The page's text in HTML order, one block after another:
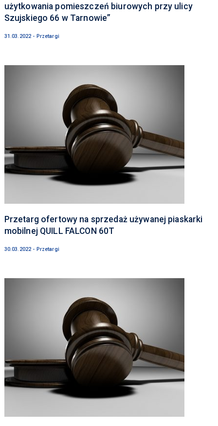
użytkowania pomieszczeń biurowych przy ulicy
Szujskiego 66 w Tarnowie”
31.03.2022 - Przetargi
Przetarg ofertowy na sprzedaż używanej piaskarki
mobilnej QUILL FALCON 60T
30.03.2022 - Przetargi